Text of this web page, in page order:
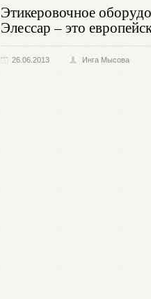
Этикеровочное
Элессар – это
26.06.2013 Инга Мысова